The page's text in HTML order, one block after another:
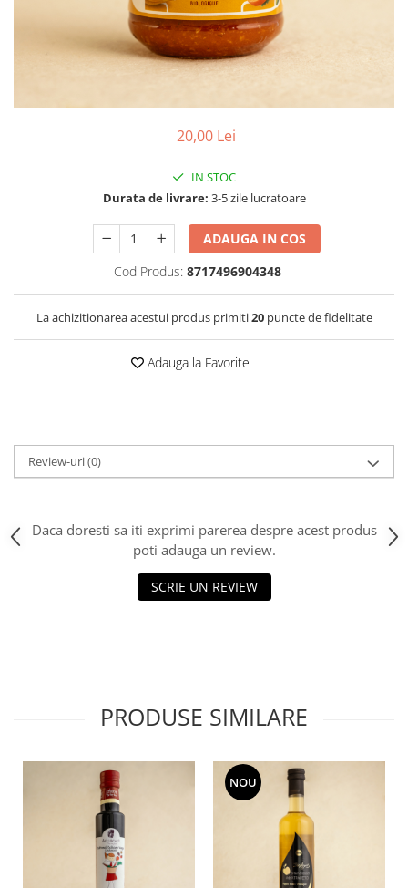
BACANIE
TOATE PRODUSELE
20,00 Lei
IN STOC
Durata de livrare: 3-5 zile lucratoare
ADAUGA IN COS
Cod Produs: 8717496904348
La achizitionarea acestui produs primiti20puncte de fidelitate
Adauga la Favorite
Review-uri(0)
Daca doresti sa iti exprimi parerea despre acest produs
poti adauga un review.
SCRIE UN REVIEW
PRODUSE SIMILARE
NOU